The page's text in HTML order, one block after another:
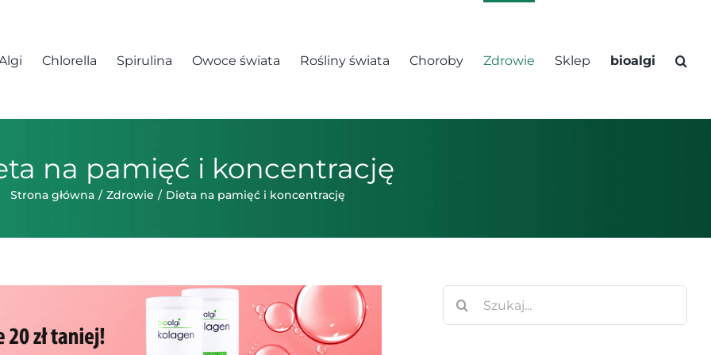
Chlorella Spirulina Owoce świata Rośliny świata Choroby Zdrowie Sklep bioalgi
na pamięć i koncentrację
Strona główna Zdrowie Dieta na pamięć i koncentrację